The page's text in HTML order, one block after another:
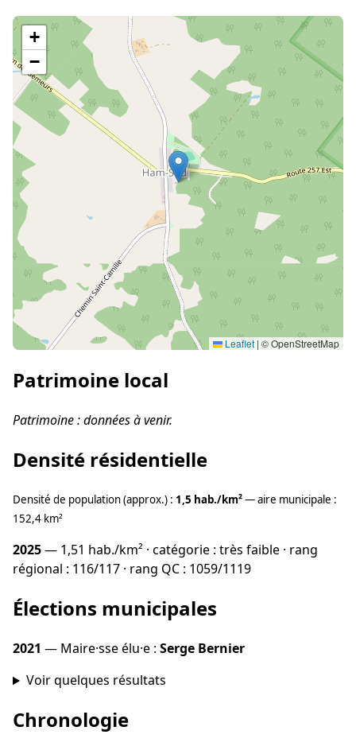
+
−
Leaflet | © OpenStreetMap
Patrimoine local
Patrimoine : données à venir.
Densité résidentielle
Densité de population (approx.) : 1,5 hab./km²— aire municipale :
152,4 km²
2025— 1,51 hab./km² · catégorie : très faible · rang
régional : 116/117 · rang QC : 1059/1119
Élections municipales
2021 — Maire·sse élu·e : Serge Bernier
Voir quelques résultats
Chronologie